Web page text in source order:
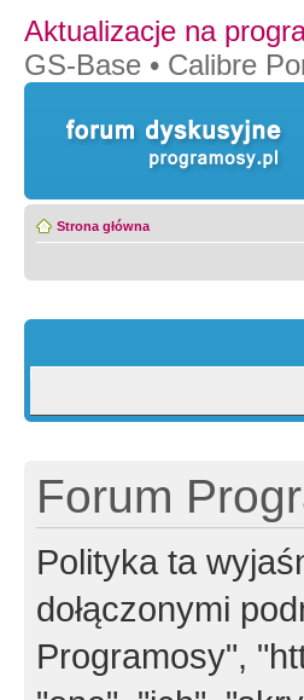
Aktualizacje na
GS-Base • Calibre
Strona główna
Forum
Polityka ta
dołączonymi
Programosy",